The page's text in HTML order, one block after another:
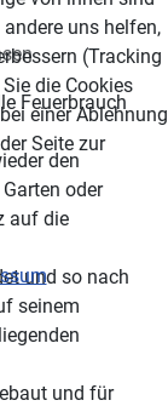
Feuerbrauch
den
oder
auf die
und so nach
seinem
und für
uns helfen,
(Tracking
die Cookies
einer Ablehnung
Seite zur